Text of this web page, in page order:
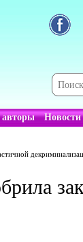
Новости